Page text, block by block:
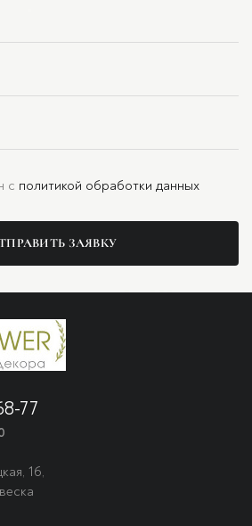
с политикой обработки данных
ЗАЯВКУ
77
16,